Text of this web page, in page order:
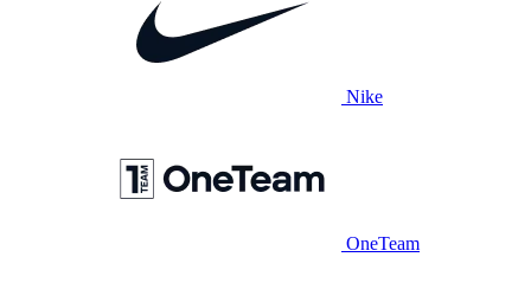
Nike
OneTeam